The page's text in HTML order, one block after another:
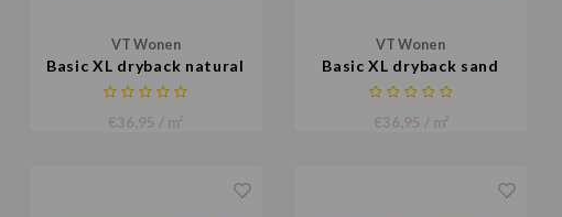
VT Wonen
Basic XL dryback natural
€36,95 / m²
VT Wonen
Basic XL dryback sand
€36,95 / m²